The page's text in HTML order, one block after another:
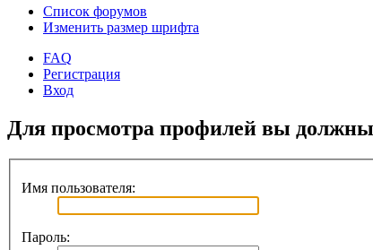
Список форумов
Изменить размер шрифта
FAQ
Регистрация
Вход
Для просмотра профилей вы
Имя пользователя:
Пароль: